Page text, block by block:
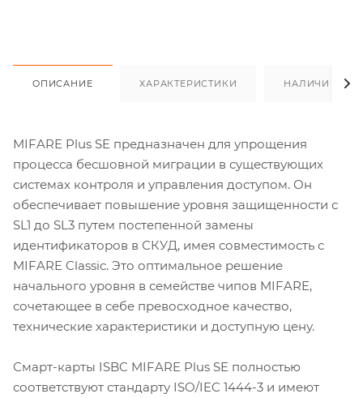
ОПИСАНИЕ ХАРАКТЕРИСТИКИ НАЛИЧИЕ
MIFARE Plus SE предназначен для упрощения
процесса бесшовной миграции в существующих
системах контроля и управления доступом. Он
обеспечивает повышение уровня защищенности с
SL1 до SL3 путем постепенной замены
идентификаторов в СКУД, имея совместимость с
MIFARE Classic. Это оптимальное решение
начального уровня в семействе чипов MIFARE,
сочетающее в себе превосходное качество,
технические характеристики и доступную цену.
Смарт-карты ISBC MIFARE Plus SE полностью
соответствуют стандарту ISO/IEC 1444-3 и имеют